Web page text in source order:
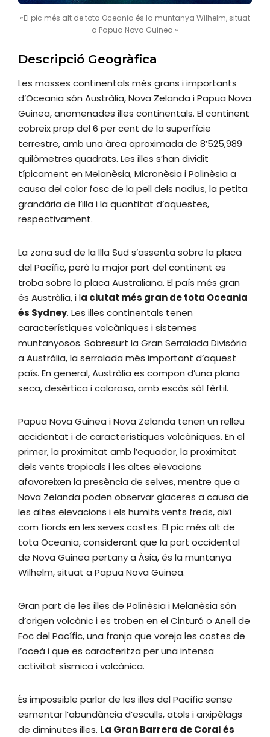
«El pic més alt de tota Oceania és la muntanya Wilhelm, situat
a Papua Nova Guinea.»
Descripció Geogràfica
Les masses continentals més grans i importants
d’Oceania són Austràlia, Nova Zelanda i Papua Nova
Guinea, anomenades illes continentals. El continent
cobreix prop del 6 per cent de la superfície
terrestre, amb una àrea aproximada de 8’525,989
quilòmetres quadrats. Les illes s’han dividit
típicament en Melanèsia, Micronèsia i Polinèsia a
causa del color fosc de la pell dels nadius, la petita
grandària de l’illa i la quantitat d’aquestes,
respectivament.
La zona sud de la Illa Sud s’assenta sobre la placa
del Pacífic, però la major part del continent es
troba sobre la placa Australiana. El país més gran
és Austràlia, i la ciutat més gran de tota Oceania
és Sydney. Les illes continentals tenen
característiques volcàniques i sistemes
muntanyosos. Sobresurt la Gran Serralada Divisòria
a Austràlia, la serralada més important d’aquest
país. En general, Austràlia es compon d’una plana
seca, desèrtica i calorosa, amb escàs sòl fèrtil.
Papua Nova Guinea i Nova Zelanda tenen un relleu
accidentat i de característiques volcàniques. En el
primer, la proximitat amb l’equador, la proximitat
dels vents tropicals i les altes elevacions
afavoreixen la presència de selves, mentre que a
Nova Zelanda poden observar glaceres a causa de
les altes elevacions i els humits vents freds, així
com fiords en les seves costes. El pic més alt de
tota Oceania, considerant que la part occidental
de Nova Guinea pertany a Àsia, és la muntanya
Wilhelm, situat a Papua Nova Guinea.
Gran part de les illes de Polinèsia i Melanèsia són
d’origen volcànic i es troben en el Cinturó o Anell de
Foc del Pacífic, una franja que voreja les costes de
l’oceà i que es caracteritza per una intensa
activitat sísmica i volcànica.
És impossible parlar de les illes del Pacífic sense
esmentar l’abundància d’esculls, atols i arxipèlags
de diminutes illes. La Gran Barrera de Coral és